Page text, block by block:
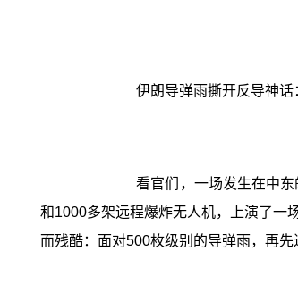
伊朗导弹雨撕开反导神
看官们，一场发生在中
和1000多架远程爆炸无人机，上演了一
而残酷：面对500枚级别的导弹雨，再先